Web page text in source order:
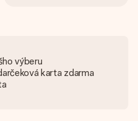
výberu
karta zdarma